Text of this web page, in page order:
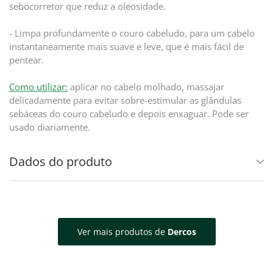
sebocorretor que reduz a oleosidade.
- Limpa profundamente o couro cabeludo, para um cabelo
instantaneamente mais suave e leve, que é mais fácil de
pentear.
Como utilizar: aplicar no cabelo molhado, massajar
delicadamente para evitar sobre-estimular as glândulas
sebáceas do couro cabeludo e depois enxaguar. Pode ser
usado diariamente.
Dados do produto
Ver mais produtos de Dercos